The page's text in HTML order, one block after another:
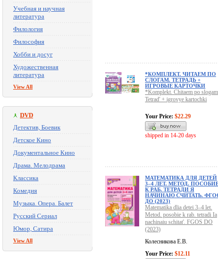
Учебная и научная
литература
Филология
Философия
Хобби и досуг
Художественная
литература
View All
DVD
Детектив, Боевик
Детское Кино
Документальное Кино
Драма. Мелодрама
Классика
Комедия
Музыка. Опера. Балет
Русский Сериал
Юмор, Сатира
View All
*КОМПЛЕКТ. ЧИТАЕМ ПО
СЛОГАМ. ТЕТРАДЬ +
ИГРОВЫЕ КАРТОЧКИ
*Komplekt. Chitaem po
Tetrad' + igrovye kartochki
Your Price: $22.29
shipped in 14-20 days
МАТЕМАТИКА ДЛЯ ДЕТЕЙ
3–4 ЛЕТ. МЕТОД.
К РАБ. ТЕТРАДИ Я
НАЧИНАЮ СЧИТАТЬ.
ДО (2023)
Matematika dlia detei 3–4 let.
Metod. posobie k rab. tetradi Ia
nachinaiu schitat'. FGOS DO
(2023)
Колесникова Е.В.
Your Price: $12.11